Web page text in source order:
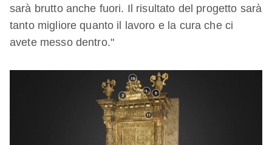
sarà brutto anche fuori. Il risultato del progetto sarà
tanto migliore quanto il lavoro e la cura che ci
avete messo dentro."